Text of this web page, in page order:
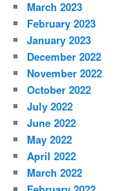
March 2023
February 2023
January 2023
December 2022
November 2022
October 2022
July 2022
June 2022
May 2022
April 2022
March 2022